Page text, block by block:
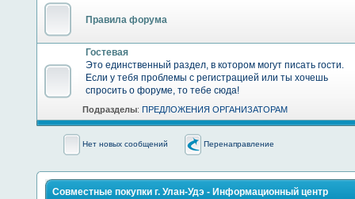
Правила форума
Гостевая
Это единственный раздел, в котором могут писать гости.
Если у тебя проблемы с регистрацией или ты хочешь
спросить о форуме, то тебе сюда!
Подразделы: ПРЕДЛОЖЕНИЯ ОРГАНИЗАТОРАМ
Нет новых сообщений Перенаправление
Совместные покупки г. Улан-Удэ - Информационный центр